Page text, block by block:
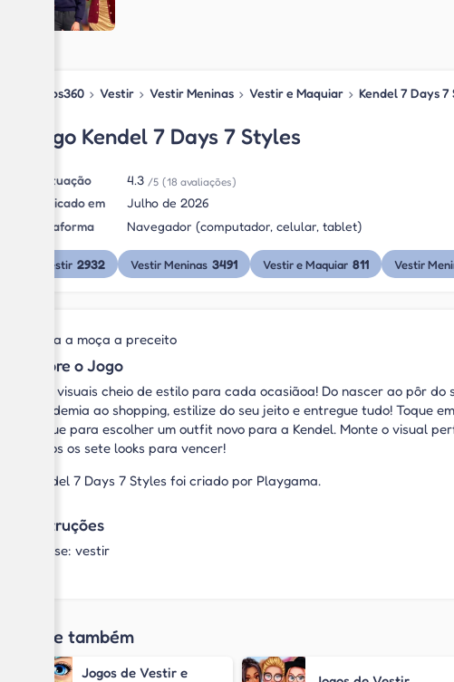
Jogos360 › Vestir › Vestir Meninas › Vestir e Maquiar › Kendel 7 Days 7
Jogo Kendel 7 Days 7 Styles
Pontuação 4.3 /5 (18 avaliações)
Publicado em
Julho de 2026
Plataforma
Navegador (computador, celular, tablet)
Vestir 2932 Vestir Meninas 3491 Vestir e Maquiar 811 Vestir
Vista a moça a preceito
Sobre o Jogo
Crie visuais cheio de estilo para cada ocasiãoa! Do nascer ao pôr
academia ao shopping, estilize do seu jeito e entregue tudo! Toque
Toque para escolher um outfit novo para a Kendel. Monte o visual
todos os sete looks para vencer!
Kendel 7 Days 7 Styles foi criado por Playgama.
Instruções
Mouse: vestir
Jogue também
Jogos de Vestir e